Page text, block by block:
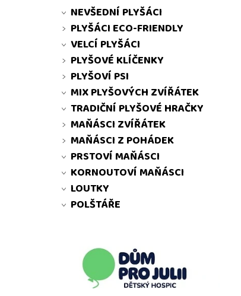
NEVŠEDNÍ PLYŠÁCI
PLYŠÁCI ECO-FRIENDLY
VELCÍ PLYŠÁCI
PLYŠOVÉ KLÍČENKY
PLYŠOVÍ PSI
MIX PLYŠOVÝCH ZVÍŘÁTEK
TRADIČNÍ PLYŠOVÉ HRAČKY
MAŇÁSCI ZVÍŘÁTEK
MAŇÁSCI Z POHÁDEK
PRSTOVÍ MAŇÁSCI
KORNOUTOVÍ MAŇÁSCI
LOUTKY
POLŠTÁŘE